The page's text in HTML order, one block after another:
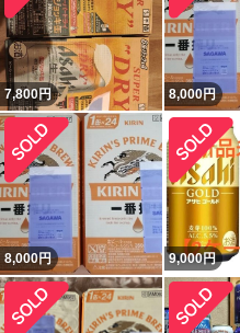
7,800円 8,000円
8,000円 9,000円